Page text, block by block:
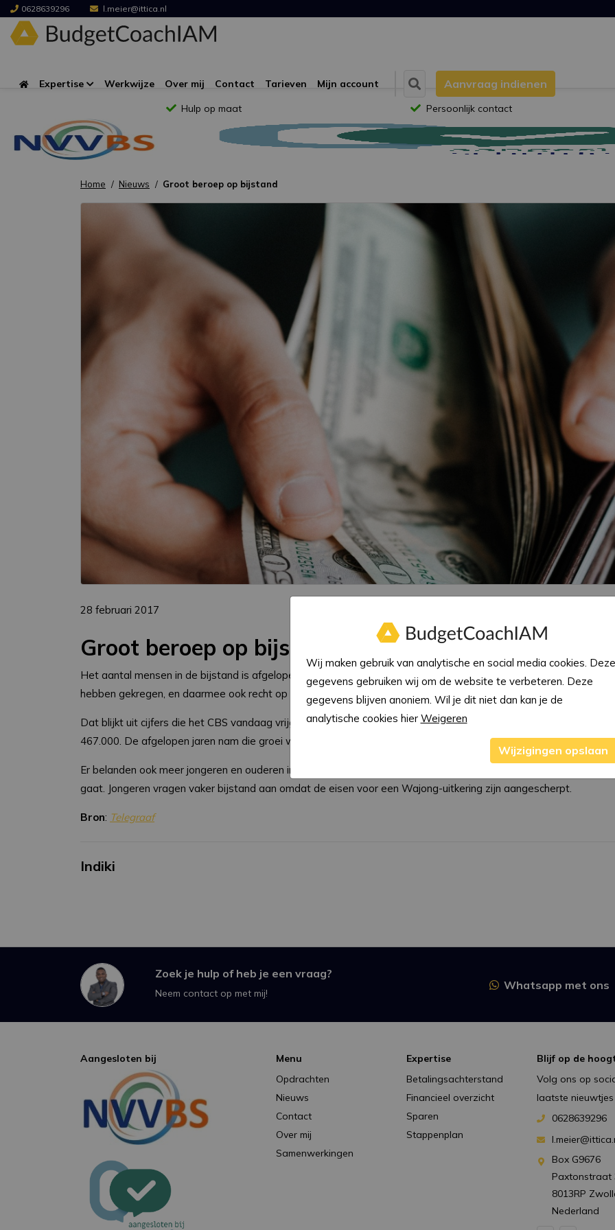
0628639296 l.meier@ittica.nl
Expertise Werkwijze Over mij Contact Tarieven Mijn account Aanvraag indienen
Hulp op maat Persoonlijk contact
Home Nieuws Groot beroep op bijstand
28 februari 2017
Groot beroep op bijstand
Het aantal mensen in de bijstand is afgelopen jaar met 18.000 toegenomen. Een van de oorzaken is dat grote
hebben gekregen, en daarmee ook recht op een uitkering.
Dat blijkt uit cijfers die het CBS vandaag vrijgeeft. Al sinds 2009 stijgt het aantal mensen dat een beroep doet
467.000. De afgelopen jaren nam die groei wel weer af, maar door de toestroom van vluchtelingen is hierin een
Er belanden ook meer jongeren en ouderen in de bijstand. Ouderen omdat hun WW afloopt zonder dat ze
gaat. Jongeren vragen vaker bijstand aan omdat de eisen voor een Wajong-uitkering zijn aangescherpt.
Bron: Telegraaf
Indiki
Zoek je hulp of heb je een vraag?
Neem contact op met mij!
Whatsapp met ons
Aangesloten bij
Menu
Opdrachten
Nieuws
Contact
Over mij
Samenwerkingen
Expertise
Betalingsachterstand
Financieel overzicht
Sparen
Stappenplan
Blijf op de
Volg ons op
laatste
0628639296
Box G9676
Paxtonstraat
8013RP
Nederland
Wij maken gebruik van analytische en social media cookies. Deze
gegevens gebruiken wij om de website te verbeteren. Deze
gegevens blijven anoniem. Wil je dit niet dan kan je de
analytische cookies hier Weigeren
Wijzigingen opslaan